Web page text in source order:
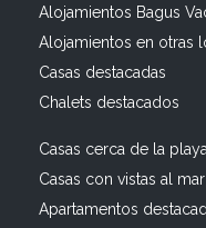
Alojamientos Bagus
Alojamientos en otras
Casas destacadas
Chalets destacados
Casas cerca de la playa
Casas con vistas al mar
Apartamentos